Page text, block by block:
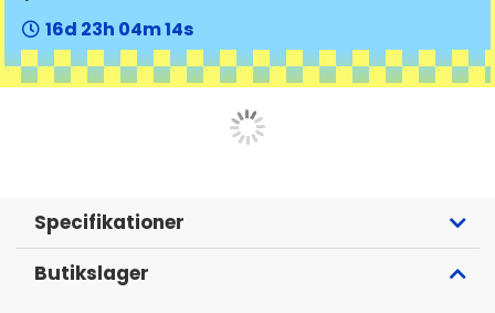
16
23 04 13
Specifikationer
Butikslager